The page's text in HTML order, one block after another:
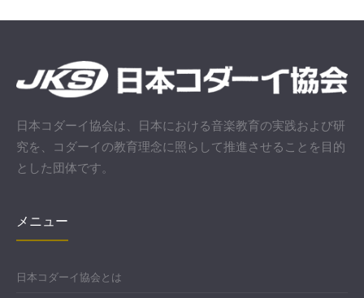
日本コダーイ協会は、日本における音楽教育の実践および研
究を、コダーイの教育理念に照らして推進させることを目的
とした団体です。
メニュー
日本コダーイ協会とは